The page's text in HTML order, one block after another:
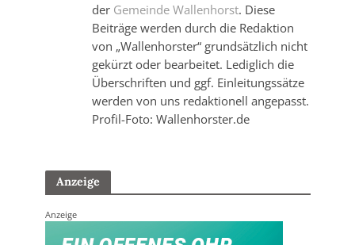
der Gemeinde Wallenhorst. Diese
Beiträge werden durch die Redaktion
von „Wallenhorster“ grundsätzlich nicht
gekürzt oder bearbeitet. Lediglich die
Überschriften und ggf. Einleitungssätze
werden von uns redaktionell angepasst.
Profil-Foto: Wallenhorster.de
Anzeige
Anzeige